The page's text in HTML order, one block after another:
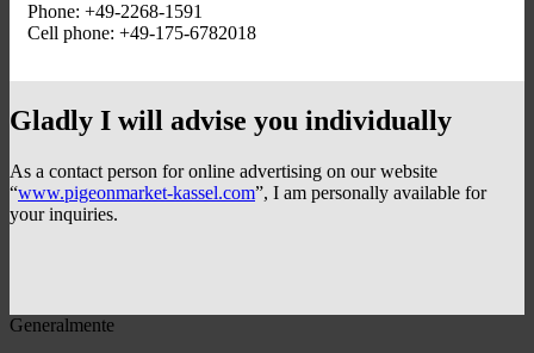
Phone: +49-2268-1591
Cell phone: +49-175-6782018
Gladly I will advise you individually
As a contact person for online advertising on our website
“www.pigeonmarket-kassel.com”, I am personally available for
your inquiries.
Generalmente